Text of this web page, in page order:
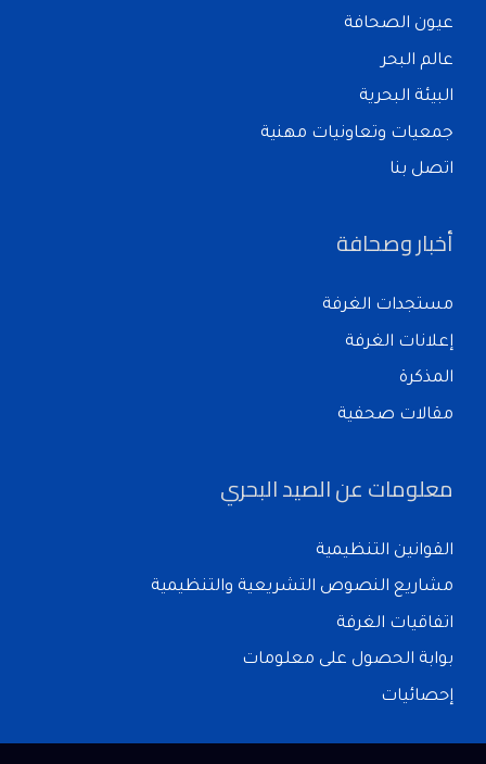
عيون الصحافة
عالم البحر
البيئة البحرية
جمعيات وتعاونيات مهنية
اتصل بنا
أخبار وصحافة
مستجدات الغرفة
إعلانات الغرفة
المذكرة
مقالات صحفية
معلومات عن الصيد البحري
القوانين التنظيمية
مشاريع النصوص التشريعية والتنظيمية
اتفاقيات الغرفة
بوابة الحصول على معلومات
إحصائيات